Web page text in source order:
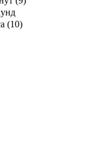
(10)